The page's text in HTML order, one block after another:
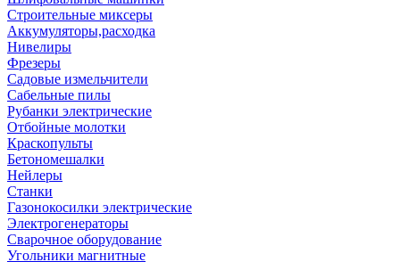
Строительные миксеры
Аккумуляторы,расходка
Нивелиры
Фрезеры
Садовые измельчители
Сабельные пилы
Рубанки электрические
Отбойные молотки
Краскопульты
Бетономешалки
Нейлеры
Станки
Газонокосилки электрические
Электрогенераторы
Сварочное оборудование
Угольники магнитные